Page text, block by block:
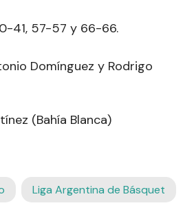
41, 57-57 y 66-66.
Domínguez y Rodrigo
(Bahía Blanca)
Liga Argentina de Básquet